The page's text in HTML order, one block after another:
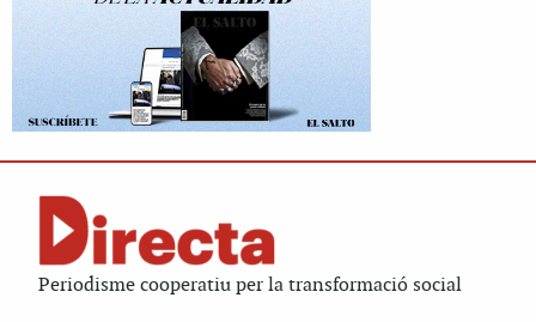
Periodisme cooperatiu per la transformació social